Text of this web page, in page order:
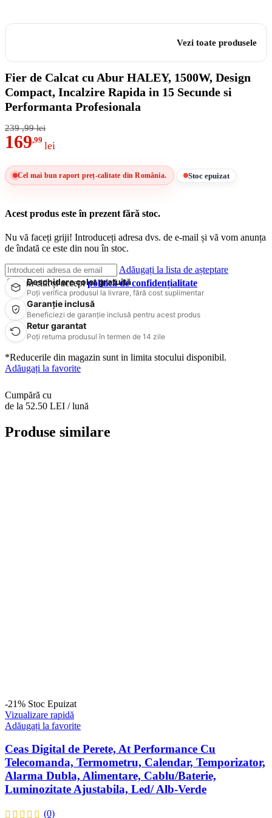
Vezi toate produsele
Fier de Calcat cu Abur HALEY, 1500W, Design
Compact, Incalzire Rapida in 15 Secunde si
Performanta Profesionala
239 ,99 lei
169,99 lei
Cel mai bun raport preț-calitate din România. Stoc epuizat
Acest produs este în prezent fără stoc.
Nu vă faceți griji! Introduceți adresa dvs. de e-mail și vă vom anunța
de îndată ce este din nou în stoc.
Adăugați la lista de așteptare
Am citit și acceptpolitică de confidențialitate
Deschidere colet gratuită
Poți verifica produsul la livrare, fără cost suplimentar
Garanție inclusă
Beneficiezi de garanție inclusă pentru acest produs
Retur garantat
Poți returna produsul în termen de 14 zile
*Reducerile din magazin sunt in limita stocului disponibil.
Adăugați la favorite
Cumpără cu
de la 52.50 LEI / lună
Produse similare
-21% Stoc Epuizat
Vizualizare rapidă
Adăugați la favorite
Ceas Digital de Perete, At Performance Cu
Telecomanda, Termometru, Calendar, Temporizator,
Alarma Dubla, Alimentare, Cablu/Baterie,
Luminozitate Ajustabila, Led/ Alb-Verde
(0)